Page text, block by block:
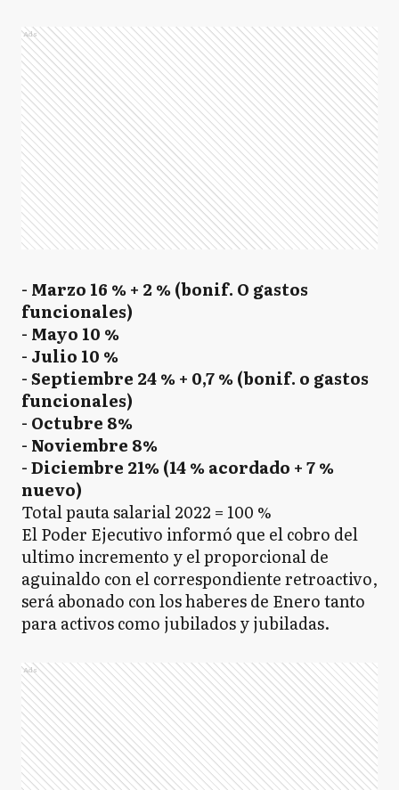
Ads
- Marzo 16 % + 2 % (bonif. O gastos
funcionales)
- Mayo 10 %
- Julio 10 %
- Septiembre 24 % + 0,7 % (bonif. o gastos
funcionales)
- Octubre 8%
- Noviembre 8%
- Diciembre 21% (14 % acordado + 7 %
nuevo)
Total pauta salarial 2022 = 100 %
El Poder Ejecutivo informó que el cobro del
ultimo incremento y el proporcional de
aguinaldo con el correspondiente retroactivo,
será abonado con los haberes de Enero tanto
para activos como jubilados y jubiladas.
Ads